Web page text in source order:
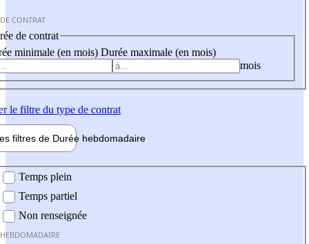
CONTRAT
de contrat
minimale (en mois) Durée maximale (en mois)
mois
le filtre du type de contrat
filtres de Durée hebdomadaire
Temps plein
Temps partiel
Non renseignée